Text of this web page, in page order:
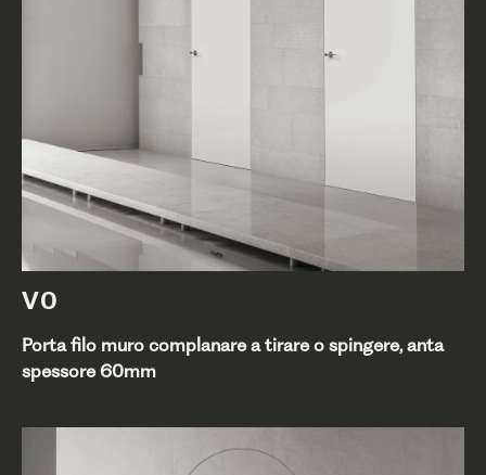
V0
Porta filo muro complanare a tirare o spingere, anta
spessore 60mm